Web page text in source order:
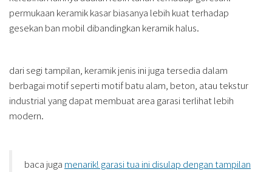
permukaan keramik kasar biasanya lebih kuat terhadap
gesekan ban mobil dibandingkan keramik halus.
dari segi tampilan, keramik jenis ini juga tersedia dalam
berbagai motif seperti motif batu alam, beton, atau tekstur
industrial yang dapat membuat area garasi terlihat lebih
modern.
baca juga menarik! garasi tua ini disulap dengan tampilan